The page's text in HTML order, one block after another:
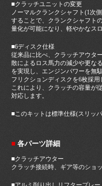
■クラッチユニットの変更
ノーマルクランクシャフト(1次
することで、クランクシャフト
量化が可能になり、軽やかなス
■6ディスク仕様
従来品に比べ、クラッチアウタ
散によるロス馬力の減少や更な
を実現し、エンジンパワーを無
フリクションディスクを6枚採用
これにより、クラッチの容量が
対応します。
■このキットは標準仕様(スリッ
■ 各パーツ詳細
■クラッチアウター
クラッチ接続時、ギア等のショ